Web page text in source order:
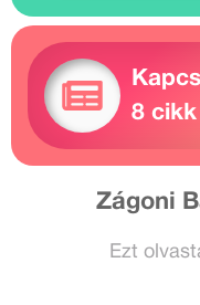
8 cikk
Zágoni
Ezt